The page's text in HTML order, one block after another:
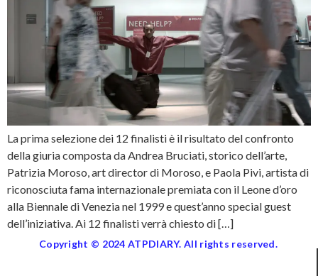
La prima selezione dei 12 finalisti è il risultato del confronto
della giuria composta da Andrea Bruciati, storico dell’arte,
Patrizia Moroso, art director di Moroso, e Paola Pivi, artista di
riconosciuta fama internazionale premiata con il Leone d’oro
alla Biennale di Venezia nel 1999 e quest’anno special guest
dell’iniziativa. Ai 12 finalisti verrà chiesto di […]
Copyright © 2024 ATPDIARY. All rights reserved.